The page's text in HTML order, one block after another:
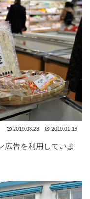
2019.08.28 2019.01.18
告を利用していま